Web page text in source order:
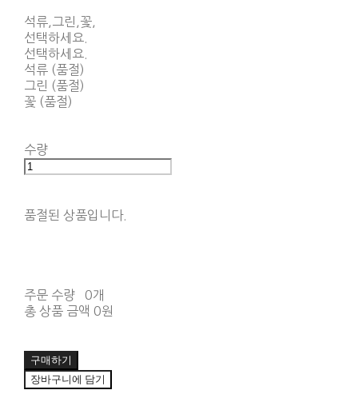
석류,그린,꽃,
선택하세요.
선택하세요.
석류 (품절)
그린 (품절)
꽃 (품절)
수량
품절된 상품입니다.
주문 수량
0개
총 상품 금액 0원
구매하기
장바구니에 담기